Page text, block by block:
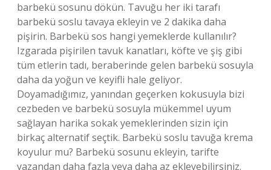
barbekü sosunu dökün. Tavuğu her iki tarafı
barbekü soslu tavaya ekleyin ve 2 dakika daha
pişirin. Barbekü sos hangi yemeklerde kullanılır?
Izgarada pişirilen tavuk kanatları, köfte ve şiş gibi
tüm etlerin tadı, beraberinde gelen barbekü sosuyla
daha da yoğun ve keyifli hale geliyor.
Doyamadığımız, yanından geçerken kokusuyla bizi
cezbeden ve barbekü sosuyla mükemmel uyum
sağlayan harika sokak yemeklerinden sizin için
birkaç alternatif seçtik. Barbekü soslu tavuğa krema
koyulur mu? Barbekü sosunu ekleyin, tarifte
yazandan daha fazla veya daha az ekleyebilirsiniz.